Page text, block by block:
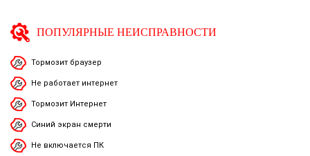
ПОПУЛЯРНЫЕ НЕИСПРАВНОСТИ
Тормозит браузер
Не работает интернет
Тормозит Интернет
Синий экран смерти
Не включается ПК